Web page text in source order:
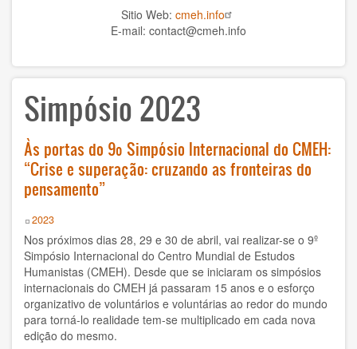
History
Humanism
Nonviolence
Politics
Psicology
Health
Sitio Web: cmeh.info
E-mail: contact@cmeh.info
Simpósio 2023
Às portas do 9º Simpósio Internacional do CMEH:
“Crise e superação: cruzando as fronteiras do
pensamento”
Year
2023
Nos próximos dias 28, 29 e 30 de abril, vai realizar-se o 9º
Simpósio Internacional do Centro Mundial de Estudos
Humanistas (CMEH). Desde que se iniciaram os simpósios
internacionais do CMEH já passaram 15 anos e o esforço
organizativo de voluntários e voluntárias ao redor do mundo
para torná-lo realidade tem-se multiplicado em cada nova
edição do mesmo.